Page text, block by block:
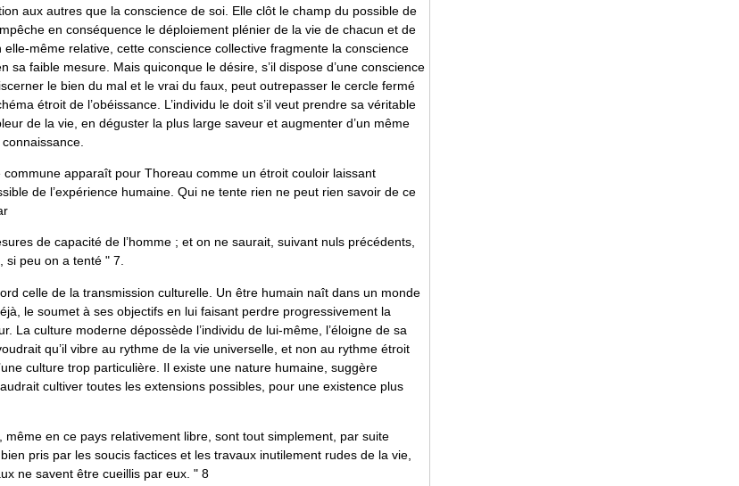
aux autres que la conscience de soi. Elle clôt le champ du possible de
en conséquence le déploiement plénier de la vie de chacun et de
même relative, cette conscience collective fragmente la conscience
sa faible mesure. Mais quiconque le désire, s’il dispose d’une conscience
le bien du mal et le vrai du faux, peut outrepasser le cercle fermé
étroit de l’obéissance. L’individu le doit s’il veut prendre sa véritable
de la vie, en déguster la plus large saveur et augmenter d’un même
apparaît pour Thoreau comme un étroit couloir laissant
de l’expérience humaine. Qui ne tente rien ne peut rien savoir de ce
de capacité de l’homme ; et on ne saurait, suivant nuls précédents,
si peu on a tenté " 7.
celle de la transmission culturelle. Un être humain naît dans un monde
le soumet à ses objectifs en lui faisant perdre progressivement la
La culture moderne dépossède l’individu de lui-même, l’éloigne de sa
qu’il vibre au rythme de la vie universelle, et non au rythme étroit
culture trop particulière. Il existe une nature humaine, suggère
cultiver toutes les extensions possibles, pour une existence plus
même en ce pays relativement libre, sont tout simplement, par suite
bien pris par les soucis factices et les travaux inutilement rudes de la vie,
ne savent être cueillis par eux. " 8